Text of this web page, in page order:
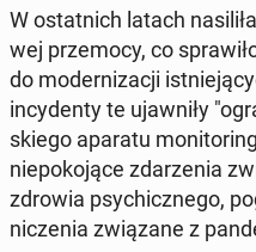
W ostat­nich latach
wej prze­mo­cy, co
do mo­der­ni­za­cji
in­cy­den­ty te ujaw­ni­ły
skie­go aparatu
nie­po­ko­ją­ce zda­rze­nia
zdrowia psy­chicz­ne­go,
ni­cze­nia zwią­za­ne z